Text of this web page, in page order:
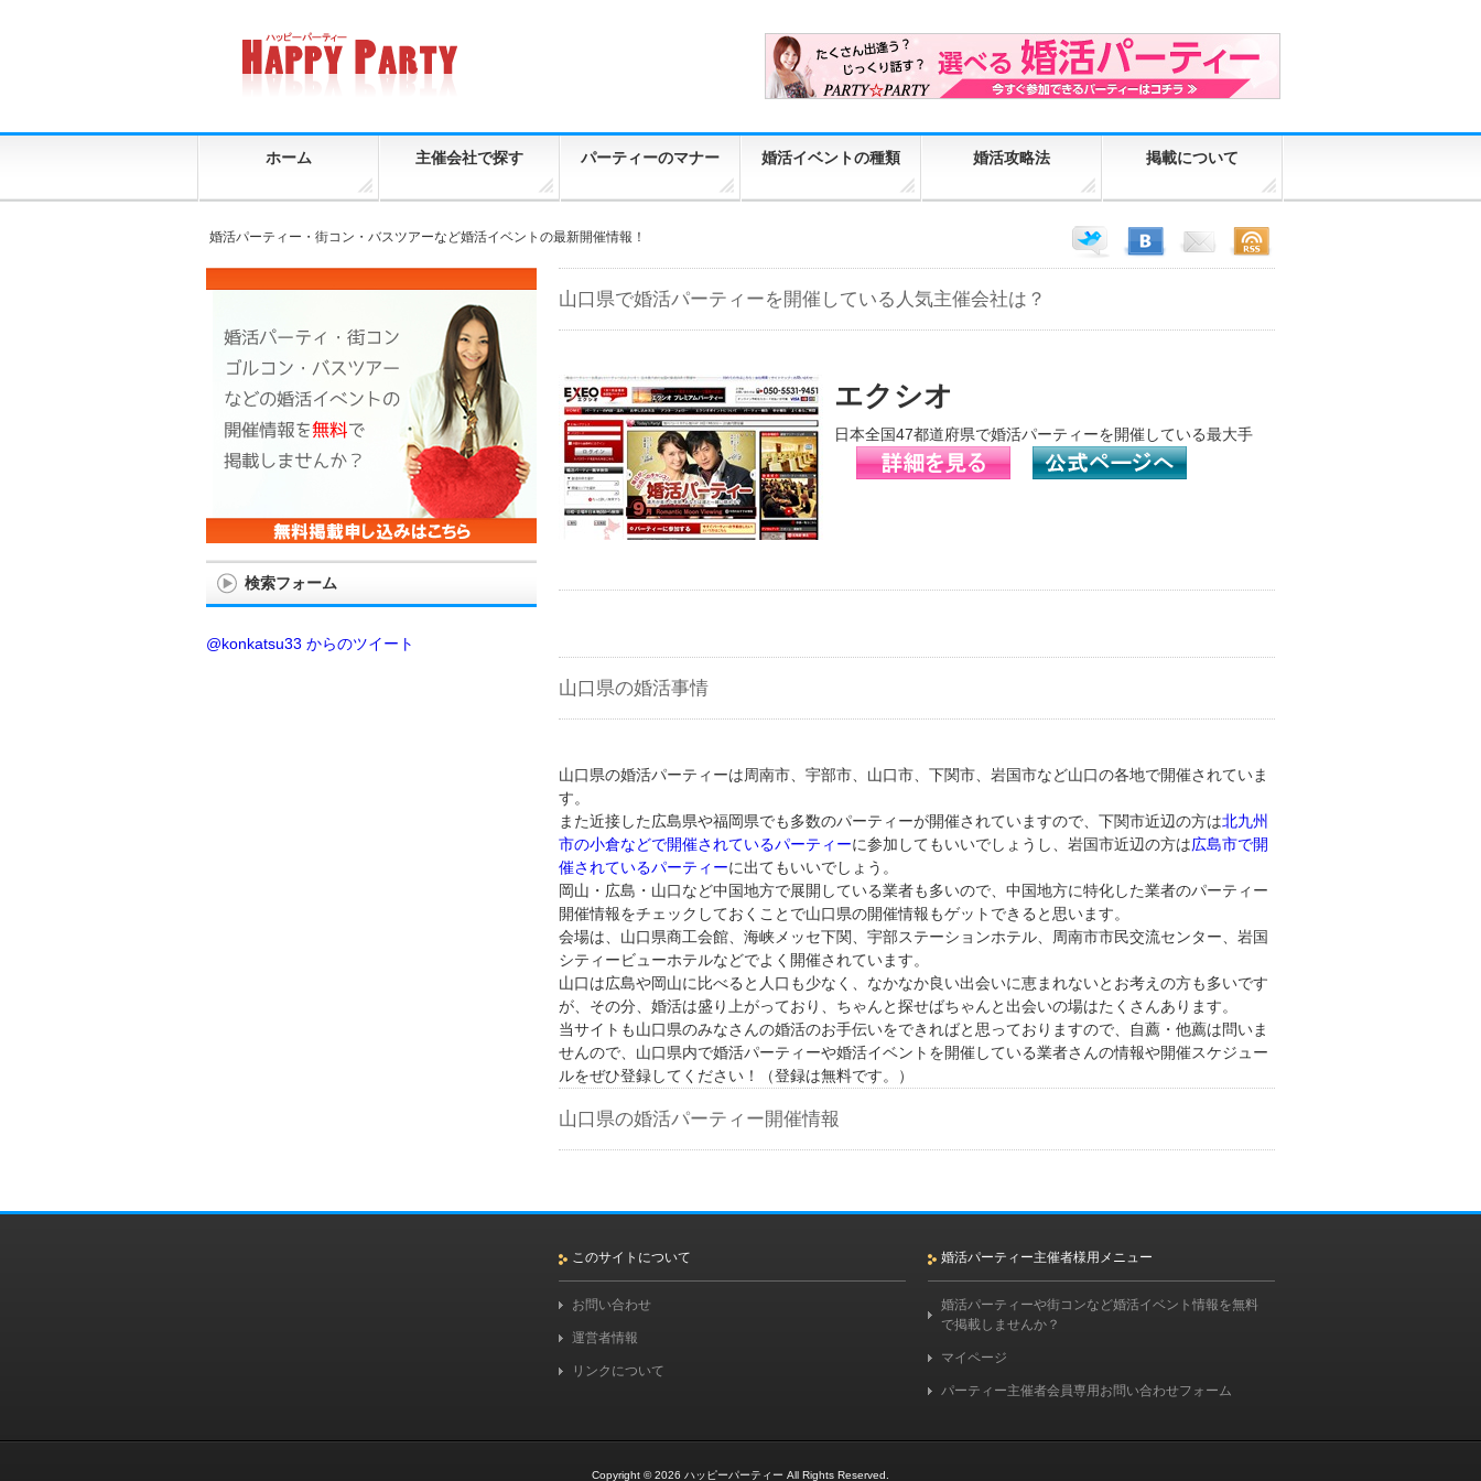
ホーム 主催会社で探す パーティーのマナー 婚活イベントの種類 婚活攻略法 掲載について
婚活パーティー・街コン・バスツアーなど婚活イベントの最新開催情報！
山口県で婚活パーティーを開催している人気主催会社は？
エクシオ
日本全国47都道府県で婚活パーティーを開催している最大手
山口県の婚活事情
山口県の婚活パーティーは周南市、宇部市、山口市、下関市、岩国市など山口の各地で開催されていま
す。
また近接した広島県や福岡県でも多数のパーティーが開催されていますので、下関市近辺の方は北九州
市の小倉などで開催されているパーティーに参加してもいいでしょうし、岩国市近辺の方は広島市で開
催されているパーティーに出てもいいでしょう。
岡山・広島・山口など中国地方で展開している業者も多いので、中国地方に特化した業者のパーティー
開催情報をチェックしておくことで山口県の開催情報もゲットできると思います。
会場は、山口県商工会館、海峡メッセ下関、宇部ステーションホテル、周南市市民交流センター、岩国
シティービューホテルなどでよく開催されています。
山口は広島や岡山に比べると人口も少なく、なかなか良い出会いに恵まれないとお考えの方も多いです
が、その分、婚活は盛り上がっており、ちゃんと探せばちゃんと出会いの場はたくさんあります。
当サイトも山口県のみなさんの婚活のお手伝いをできればと思っておりますので、自薦・他薦は問いま
せんので、山口県内で婚活パーティーや婚活イベントを開催している業者さんの情報や開催スケジュー
ルをぜひ登録してください！（登録は無料です。）
山口県の婚活パーティー開催情報
検索フォーム
@konkatsu33 からのツイート
このサイトについて
お問い合わせ
運営者情報
リンクについて
婚活パーティー主催者様用メニュー
婚活パーティーや街コンなど婚活イベント情報を無料
で掲載しませんか？
マイページ
パーティー主催者会員専用お問い合わせフォーム
Copyright © 2026 ハッピーパーティー All Rights Reserved.